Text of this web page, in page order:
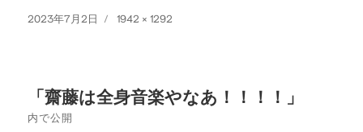
投
2023年7月2日
フ
1942 × 1292
稿
「齋藤は全身音楽やなあ！！！！」
内で公開